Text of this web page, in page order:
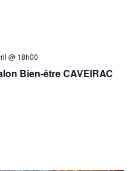
Bien-être CAVEIRAC
@ 18h00